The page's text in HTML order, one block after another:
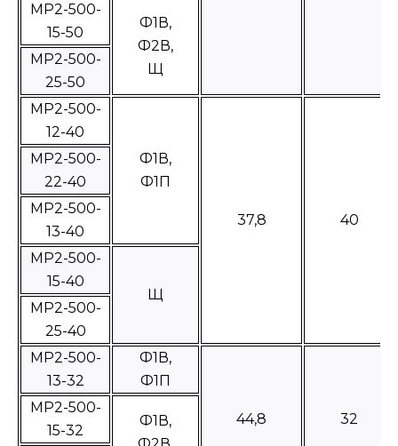
МР2-500-
15-50
Ф1В,
Ф2В,
Щ
МР2-500-
25-50
МР2-500-
12-40
Ф1В,
Ф1П
37,8 40
MP2-500-
22-40
МР2-500-
13-40
МР2-500-
15-40
Щ
МР2-500-
25-40
МР2-500-
13-32
Ф1В,
Ф1П
44,8 32
МР2-500-
15-32
Ф1В,